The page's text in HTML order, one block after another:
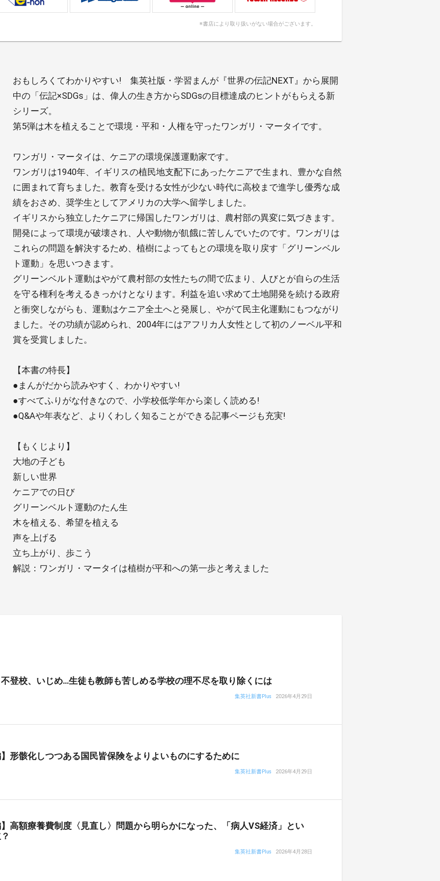
※書店により取り扱いがない場合がございます。
おもしろくてわかりやすい! 集英社版・学習まんが『世界の伝記NEXT』から展開
中の「伝記×SDGs」は、偉人の生き方からSDGsの目標達成のヒントがもらえる新
シリーズ。
第5弾は木を植えることで環境・平和・人権を守ったワンガリ・マータイです。
ワンガリ・マータイは、ケニアの環境保護運動家です。
ワンガリは1940年、イギリスの植民地支配下にあったケニアで生まれ、豊かな自然
に囲まれて育ちました。教育を受ける女性が少ない時代に高校まで進学し優秀な成
績をおさめ、奨学生としてアメリカの大学へ留学しました。
イギリスから独立したケニアに帰国したワンガリは、農村部の異変に気づきます。
開発によって環境が破壊され、人や動物が飢餓に苦しんでいたのです。ワンガリは
これらの問題を解決するため、植樹によってもとの環境を取り戻す「グリーンベル
ト運動」を思いつきます。
グリーンベルト運動はやがて農村部の女性たちの間で広まり、人びとが自らの生活
を守る権利を考えるきっかけとなります。利益を追い求めて土地開発を続ける政府
と衝突しながらも、運動はケニア全土へと発展し、やがて民主化運動にもつながり
ました。その功績が認められ、2004年にはアフリカ人女性として初のノーベル平和
賞を受賞しました。
【本書の特長】
●まんがだから読みやすく、わかりやすい!
●すべてふりがな付きなので、小学校低学年から楽しく読める!
●Q&Aや年表など、よりくわしく知ることができる記事ページも充実!
【もくじより】
大地の子ども
新しい世界
ケニアでの日び
グリーンベルト運動のたん生
木を植える、希望を植える
声を上げる
立ち上がり、歩こう
解説：ワンガリ・マータイは植樹が平和への第一歩と考えました
登校、いじめ…生徒も教師も苦しめる学校の理不尽を取り除くには
集英社新書Plus 2026年4月29日
形骸化しつつある国民皆保険をよりよいものにするために
集英社新書Plus 2026年4月29日
高額療養費制度〈見直し〉問題から明らかになった、「病人VS経済」とい
集英社新書Plus 2026年4月28日